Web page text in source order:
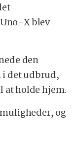
X blev
den
i det udbrud,
at holde hjem.
og